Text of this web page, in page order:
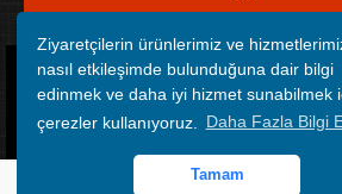
Ziyaretçilerin ürünlerimiz ve
nasıl etkileşimde bulunduğuna dair bilgi
edinmek ve daha iyi hizmet sunabilmek
çerezler kullanıyoruz.
Daha Fazla Bilgi
Tamam
Copyright © 2012 - 2026 Tüm Hakları
reserved.